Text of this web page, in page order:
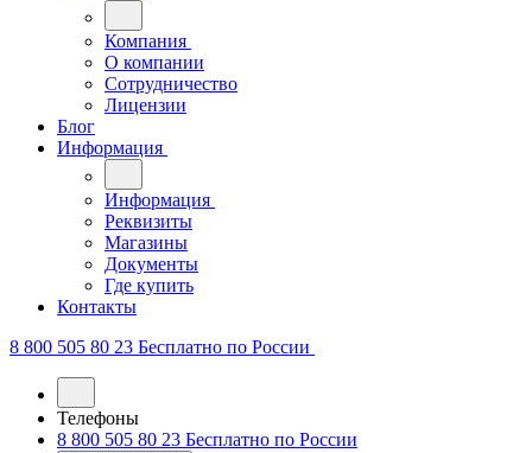
Компания
О компании
Сотрудничество
Лицензии
Блог
Информация
Информация
Реквизиты
Магазины
Документы
Где купить
Контакты
8 800 505 80 23 Бесплатно по России
Телефоны
8 800 505 80 23 Бесплатно по России